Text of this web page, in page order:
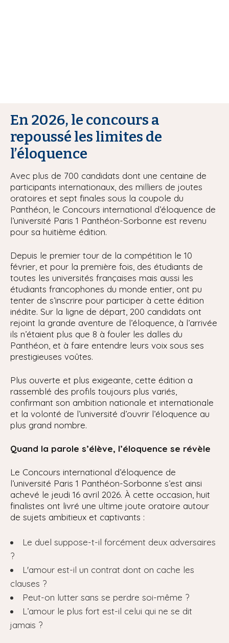
En 2026, le concours a
repoussé les limites de
l’éloquence
Avec plus de 700 candidats dont une centaine de
participants internationaux, des milliers de joutes
oratoires et sept finales sous la coupole du
Panthéon, le Concours international d’éloquence de
l’université Paris 1 Panthéon-Sorbonne est revenu
pour sa huitième édition.
Depuis le premier tour de la compétition le 10
février, et pour la première fois, des étudiants de
toutes les universités françaises mais aussi les
étudiants francophones du monde entier, ont pu
tenter de s’inscrire pour participer à cette édition
inédite. Sur la ligne de départ, 200 candidats ont
rejoint la grande aventure de l’éloquence, à l’arrivée
ils n’étaient plus que 8 à fouler les dalles du
Panthéon, et à faire entendre leurs voix sous ses
prestigieuses voûtes.
Plus ouverte et plus exigeante, cette édition a
rassemblé des profils toujours plus variés,
confirmant son ambition nationale et internationale
et la volonté de l’université d’ouvrir l’éloquence au
plus grand nombre.
Quand la parole s’élève, l’éloquence se révèle
Le Concours international d’éloquence de
l’université Paris 1 Panthéon-Sorbonne s’est ainsi
achevé le jeudi 16 avril 2026. À cette occasion, huit
finalistes ont livré une ultime joute oratoire autour
de sujets ambitieux et captivants :
Le duel suppose-t-il forcément deux adversaires
?
L'amour est-il un contrat dont on cache les
clauses ?
Peut-on lutter sans se perdre soi-même ?
L’amour le plus fort est-il celui qui ne se dit
jamais ?